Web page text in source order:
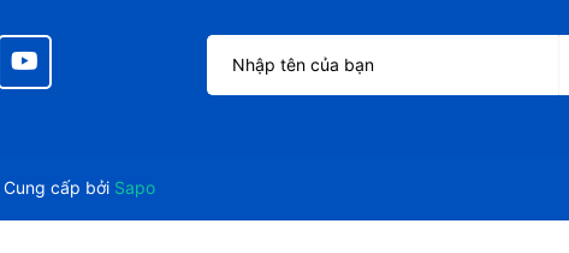
Cung cấp bởi Sapo